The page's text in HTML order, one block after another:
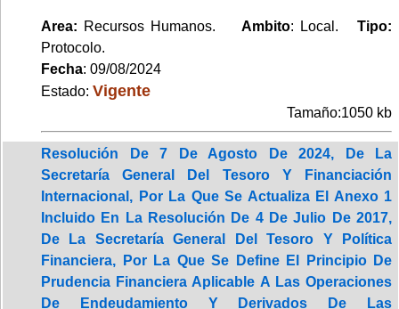
Area: Recursos Humanos. Ambito: Local.Tipo:
Protocolo.
Fecha: 09/08/2024
Estado: Vigente
Tamaño:1050 kb
Resolución De 7 De Agosto De 2024, De La
Secretaría General Del Tesoro Y Financiación
Internacional, Por La Que Se Actualiza El Anexo 1
Incluido En La Resolución De 4 De Julio De 2017,
De La Secretaría General Del Tesoro Y Política
Financiera, Por La Que Se Define El Principio De
Prudencia Financiera Aplicable A Las Operaciones
De Endeudamiento Y Derivados De Las